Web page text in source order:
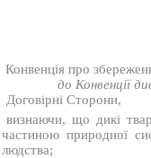
Конвенція про
до Конвенції
Договірні Сторони,
визнаючи, що дикі
частиною природної
людства;